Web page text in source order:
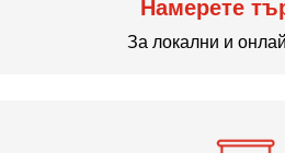
Намерете
За локални и